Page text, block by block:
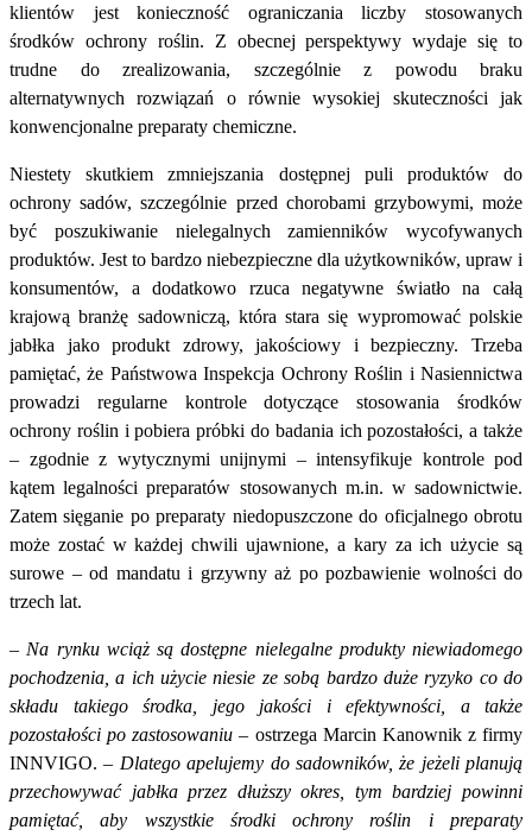
klientów jest konieczność ograniczania liczby stosowanych
środków ochrony roślin. Z obecnej perspektywy wydaje się to
trudne do zrealizowania, szczególnie z powodu braku
alternatywnych rozwiązań o równie wysokiej skuteczności jak
konwencjonalne preparaty chemiczne.
Niestety skutkiem zmniejszania dostępnej puli produktów do
ochrony sadów, szczególnie przed chorobami grzybowymi, może
być poszukiwanie nielegalnych zamienników wycofywanych
produktów. Jest to bardzo niebezpieczne dla użytkowników, upraw i
konsumentów, a dodatkowo rzuca negatywne światło na całą
krajową branżę sadowniczą, która stara się wypromować polskie
jabłka jako produkt zdrowy, jakościowy i bezpieczny. Trzeba
pamiętać, że Państwowa Inspekcja Ochrony Roślin i Nasiennictwa
prowadzi regularne kontrole dotyczące stosowania środków
ochrony roślin i pobiera próbki do badania ich pozostałości, a także
– zgodnie z wytycznymi unijnymi – intensyfikuje kontrole pod
kątem legalności preparatów stosowanych m.in. w sadownictwie.
Zatem sięganie po preparaty niedopuszczone do oficjalnego obrotu
może zostać w każdej chwili ujawnione, a kary za ich użycie są
surowe – od mandatu i grzywny aż po pozbawienie wolności do
trzech lat.
– Na rynku wciąż są dostępne nielegalne produkty niewiadomego
pochodzenia, a ich użycie niesie ze sobą bardzo duże ryzyko co do
składu takiego środka, jego jakości i efektywności, a także
pozostałości po zastosowaniu – ostrzega Marcin Kanownik z firmy
INNVIGO. – Dlatego apelujemy do sadowników, że jeżeli planują
przechowywać jabłka przez dłuższy okres, tym bardziej powinni
pamiętać, aby wszystkie środki ochrony roślin i preparaty